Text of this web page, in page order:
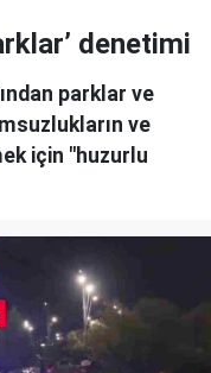
denetimi
parklar ve
ve
için "huzurlu